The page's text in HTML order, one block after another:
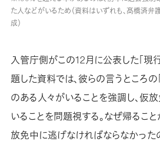
た人などがいるため（資料はいずれも、髙橋済弁
成）
入管庁側がこの12月に公表した「現
題した資料では、彼らの言うところの
のある人々がいることを強調し、仮
いることを問題視する。なぜ帰るこ
放免中に逃げなければならなかった